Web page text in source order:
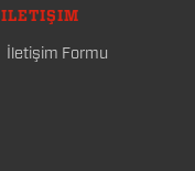
İLETIŞIM
İletişim Formu